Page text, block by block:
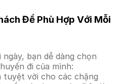
Để Phù Hợp Với Mỗi
bạn dễ dàng chọn
đi của mình:
tuyệt vời cho các chặng